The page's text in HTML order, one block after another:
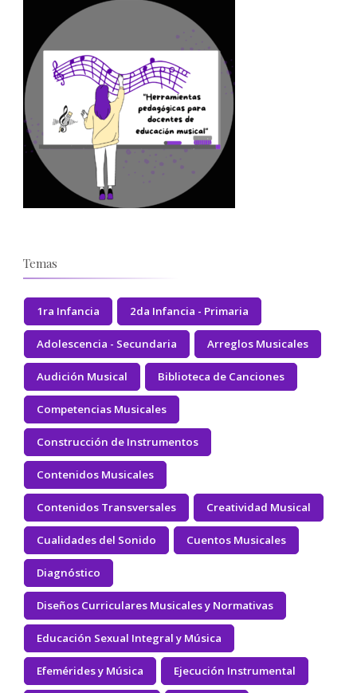
Temas
1ra Infancia 2da Infancia - Primaria
Adolescencia - Secundaria Arreglos Musicales
Audición Musical Biblioteca de Canciones
Competencias Musicales
Construcción de Instrumentos
Contenidos Musicales
Contenidos Transversales Creatividad Musical
Cualidades del Sonido Cuentos Musicales
Diagnóstico
Diseños Curriculares Musicales y Normativas
Educación Sexual Integral y Música
Efemérides y Música Ejecución Instrumental